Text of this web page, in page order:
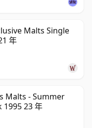
Malts Single
年
Malts - Summer
1995 23 年